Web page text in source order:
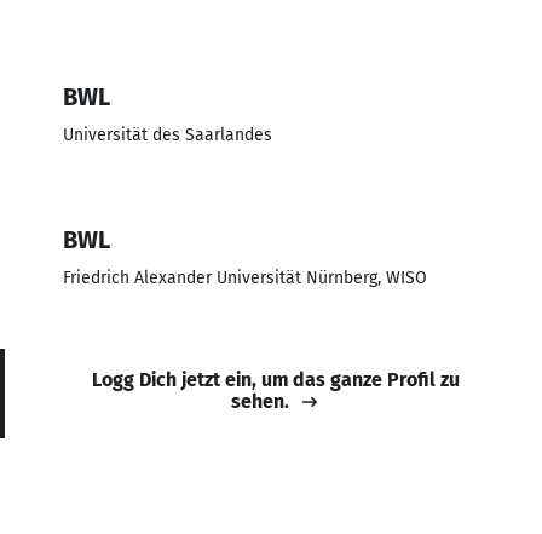
BWL
Universität des Saarlandes
BWL
Friedrich Alexander Universität Nürnberg, WISO
Logg Dich jetzt ein, um das ganze Profil zu
sehen.